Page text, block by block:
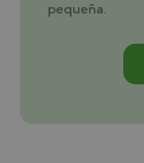
pequeña.